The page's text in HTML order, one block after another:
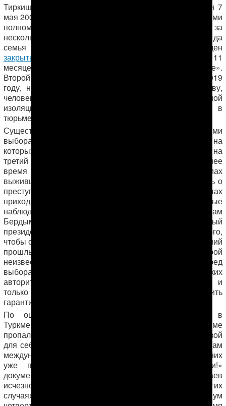
Тиркиш Тырмыев был арестован в апреле и осужден 7
мая 2002 г. на 10 лет за «злоупотребление должностными
полномочиями». 10 лет спустя, в марте 2012 г., за
несколько дней до окончания срока наказания, когда
семья уже ждала его возвращения, он был осужден
закрытым судом
в тюрьме на второй срок в 7 лет и 11
месяцев за якобы «драку с надзирателем в тюрьме».
Второй срок Тырмыева должен был закончиться в 2019
году, но он не дожил до освобождения. По существу,
человека, пережившего долгие годы пыток и полной
изоляции, власти Туркменистана довели до смерти в
тюрьме незадолго до освобождения.
Существуют опасения, что в связи с президентскими
выборами в Туркменистане в феврале этого года, на
которых президент Бердымухамедов будет «избран» на
третий срок, туркменские власти планируют в ближайшее
время расправиться с изолированными в тюрьмах
выжившими жертвами репрессий, кто мог что-то знать о
преступлениях режима Ниязова и или обстоятельствах
прихода к власти самого Бердымухамедова. Местные
наблюдатели заявляют о том, что таким образом сам
Бердымухамедов хочет начать свой новый
президентский срок «с чистого листа» – вместо того,
чтобы освободить всех жертв незаконных преследований
прошлых лет. Смерть Тырмыева, обстоятельства которой
неизвестны, может стать четким сигналом перед
выборами офицерам силовых структур, что никаких
авторитетов для нынешней власти не существует, и
только полное подчинение и лояльность могут служить
гарантией безопасности для каждого из них.
По оценкам неправительственных организаций, в
Туркменистане за последние 15 лет в тюремной системе
пропало более ста человек. Власти посчитали их угрозой
для себя и подвергли полной изоляции вопреки нормам
международного и национального права. Часть из них
уже погибла. Кампания «Покажите их живыми!»
документировала на данный момент 88 случаев
исчезновений и продолжает собирать данные о других
случаях. За последние 13 месяцев это как минимум